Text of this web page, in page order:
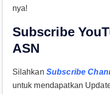
nya!
Subscribe
ASN
Silahkan Subscribe
untuk mendapatkan